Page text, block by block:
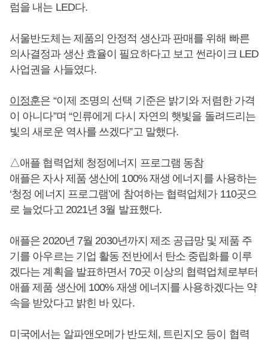
럼을 내는 LED다.
서울반도체는 제품의 안정적 생산과 판매를 위해 빠른
의사결정과 생산 효율이 필요하다고 보고 썬라이크 LED
사업권을 사들였다.
이정훈은 “이제 조명의 선택 기준은 밝기와 저렴한 가격
이 아니다”며 “인류에게 다시 자연의 햇빛을 돌려드리는
빛의 새로운 역사를 쓰겠다”고 말했다.
△애플 협력업체 청정에너지 프로그램 동참
애플은 자사 제품 생산에 100% 재생 에너지를 사용하는
‘청정 에너지 프로그램’에 참여하는 협력업체가 110곳으
로 늘었다고 2021년 3월 발표했다.
애플은 2020년 7월 2030년까지 제조 공급망 및 제품 주
기를 아우르는 기업 활동 전반에서 탄소 중립화를 이루
겠다는 계획을 발표하면서 70곳 이상의 협력업체로부터
애플 제품 생산에 100% 재생 에너지를 사용하겠다는 약
속을 받았다고 밝힌 바 있다.
미국에서는 알파앤오메가 반도체, 트린지오 등이 협력